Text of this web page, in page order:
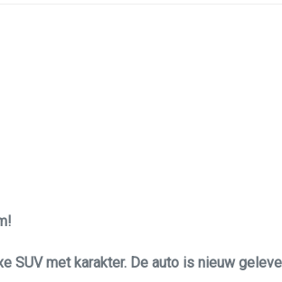
Stuurbekrachtiging
SUV met karakter. De auto is nieuw